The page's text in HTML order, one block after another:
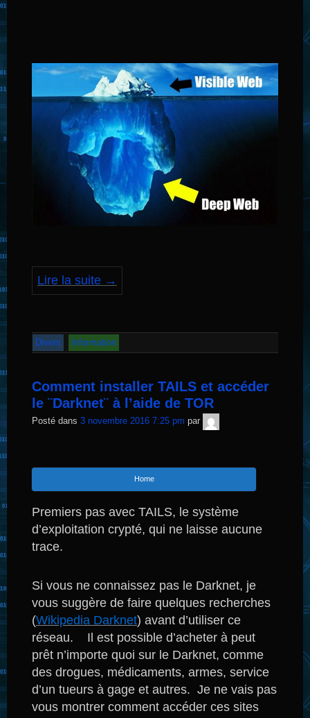
Lire la suite →
Divers Information
Comment installer TAILS et accéder
le ¨Darknet¨ à l’aide de TOR
Posté dans 3 novembre 2016 7:25 pm par
Sécurité
Home
Premiers pas avec TAILS, le système
d’exploitation crypté, qui ne laisse aucune
trace.
Si vous ne connaissez pas le Darknet, je
vous suggère de faire quelques recherches
(Wikipedia Darknet) avant d’utiliser ce
réseau. Il est possible d’acheter à peut
prêt n’importe quoi sur le Darknet, comme
des drogues, médicaments, armes, service
d’un tueurs à gage et autres. Je ne vais pas
vous montrer comment accéder ces sites